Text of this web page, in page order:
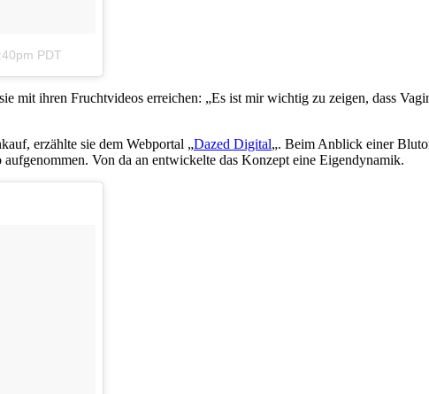
PDT
mit ihren Fruchtvideos erreichen: „Es ist mir wichtig zu zeigen, dass
erzählte sie dem Webportal „Dazed Digital„. Beim Anblick einer
Von da an entwickelte das Konzept eine Eigendynamik.